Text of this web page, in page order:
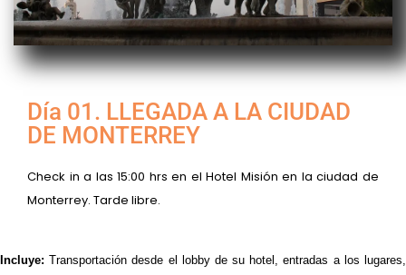
Día 01. LLEGADA A LA CIUDAD
DE MONTERREY
Check in a las 15:00 hrs en el Hotel Misión en la ciudad de
Monterrey. Tarde libre.
Incluye: Transportación desde el lobby de su hotel, entradas a los lugares,